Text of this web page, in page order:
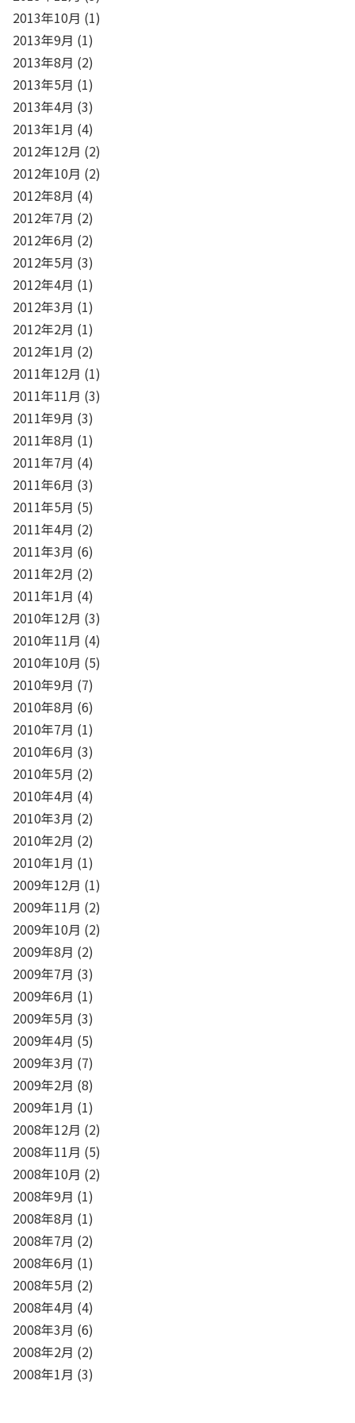
2013年10月 (1)
2013年9月 (1)
2013年8月 (2)
2013年5月 (1)
2013年4月 (3)
2013年1月 (4)
2012年12月 (2)
2012年10月 (2)
2012年8月 (4)
2012年7月 (2)
2012年6月 (2)
2012年5月 (3)
2012年4月 (1)
2012年3月 (1)
2012年2月 (1)
2012年1月 (2)
2011年12月 (1)
2011年11月 (3)
2011年9月 (3)
2011年8月 (1)
2011年7月 (4)
2011年6月 (3)
2011年5月 (5)
2011年4月 (2)
2011年3月 (6)
2011年2月 (2)
2011年1月 (4)
2010年12月 (3)
2010年11月 (4)
2010年10月 (5)
2010年9月 (7)
2010年8月 (6)
2010年7月 (1)
2010年6月 (3)
2010年5月 (2)
2010年4月 (4)
2010年3月 (2)
2010年2月 (2)
2010年1月 (1)
2009年12月 (1)
2009年11月 (2)
2009年10月 (2)
2009年8月 (2)
2009年7月 (3)
2009年6月 (1)
2009年5月 (3)
2009年4月 (5)
2009年3月 (7)
2009年2月 (8)
2009年1月 (1)
2008年12月 (2)
2008年11月 (5)
2008年10月 (2)
2008年9月 (1)
2008年8月 (1)
2008年7月 (2)
2008年6月 (1)
2008年5月 (2)
2008年4月 (4)
2008年3月 (6)
2008年2月 (2)
2008年1月 (3)